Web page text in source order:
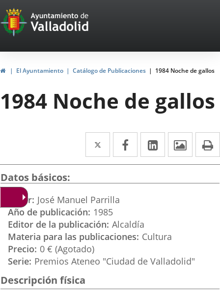
Portal
Web
del
Ayuntamiento
de
Valladolid
InicioEl Ayuntamiento Catálogo de Publicaciones 1984 Noche de gallos
1984 Noche de gallos
Twitter
Enlace
a
externa.
Facebook
Enlace
a
LinkedIn
Enlace
a
Datos básicos
Autor José Manuel Parrilla
Año de publicación 1985
Editor de la publicación Alcaldía
Materia para las publicaciones Cultura
Precio 0 € (Agotado)
Serie Premios Ateneo "Ciudad de Valladolid"
Descripción física